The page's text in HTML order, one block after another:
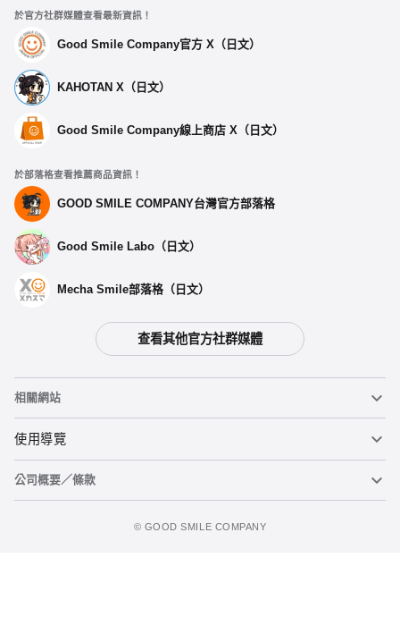
於官方社群媒體查看最新資訊！
Good Smile Company官方 X（日文）
KAHOTAN X（日文）
Good Smile Company線上商店 X（日文）
於部落格查看推薦商品資訊！
GOOD SMILE COMPANY台灣官方部落格
Good Smile Labo（日文）
Mecha Smile部落格（日文）
查看其他官方社群媒體
相關網站
黏土人
黏土人臉部製造機（英文）
使用導覽
重要公告
公司概要／條款
©️ GOOD SMILE COMPANY